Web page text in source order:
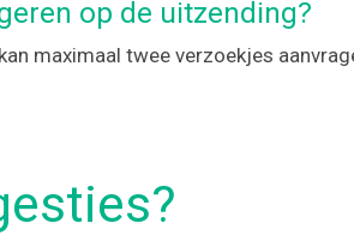
op de uitzending?
maximaal twee verzoekjes